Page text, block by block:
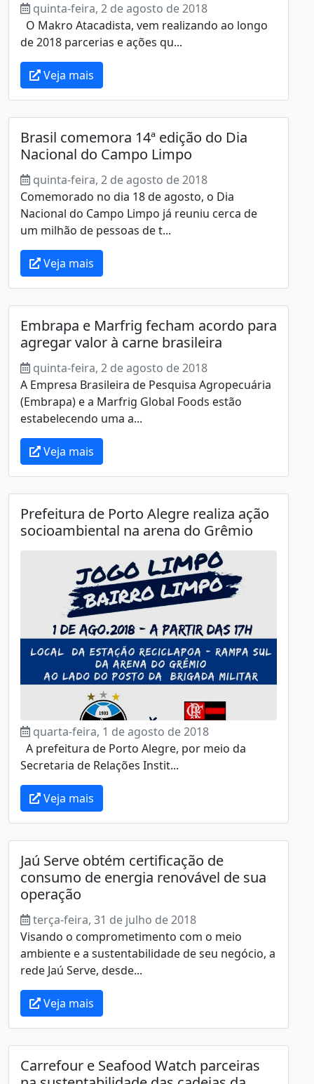
quinta-feira, 2 de agosto de 2018
O Makro Atacadista, vem realizando ao longo
de 2018 parcerias e ações qu...
Veja mais
Brasil comemora 14ª edição do Dia
Nacional do Campo Limpo
quinta-feira, 2 de agosto de 2018
Comemorado no dia 18 de agosto, o Dia
Nacional do Campo Limpo já reuniu cerca de
um milhão de pessoas de t...
Veja mais
Embrapa e Marfrig fecham acordo para
agregar valor à carne brasileira
quinta-feira, 2 de agosto de 2018
A Empresa Brasileira de Pesquisa Agropecuária
(Embrapa) e a Marfrig Global Foods estão
estabelecendo uma a...
Veja mais
Prefeitura de Porto Alegre realiza ação
socioambiental na arena do Grêmio
quarta-feira, 1 de agosto de 2018
A prefeitura de Porto Alegre, por meio da
Secretaria de Relações Instit...
Veja mais
Jaú Serve obtém certificação de
consumo de energia renovável de sua
operação
terça-feira, 31 de julho de 2018
Visando o comprometimento com o meio
ambiente e a sustentabilidade de seu negócio, a
rede Jaú Serve, desde...
Veja mais
Carrefour e Seafood Watch parceiras